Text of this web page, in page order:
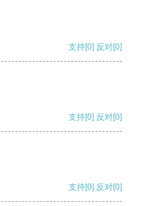
支持[0] 反对[0]
支持[0] 反对[0]
支持[0] 反对[0]